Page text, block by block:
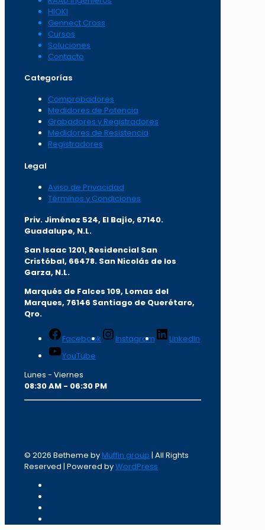
HIOKI
Gennect Cross
Cursos
Soluciones
Contacto
Categorías
Comprobadores
Medidores de Potencia
Grabadores y Registradores
Medidores de Resistencia
Registradores
Legal
Aviso de Privacidad
Términos y Condiciones
Priv. Jiménez 524, El Bajío, 67140.
Guadalupe, N.L.
San Isaac 1201, Residencial San
Cristóbal, 66478. San Nicolás de los
Garza, N.L.
Marqués de Falces 109, Lomas del
Marques, 76146 Santiago de Querétaro,
Qro.
Facebook Instagram
LinkedIn
YouTube
Lunes - Viernes
08:30 AM - 06:30 PM
© 2026 Betheme by Muffin group | All Rights
Reserved | Powered byWordPress